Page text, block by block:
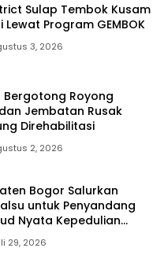
Sulap Tembok Kusam
Lewat Program GEMBOK
3, 2026
Royong
Jembatan Rusak
Direhabilitasi
2, 2026
Bogor Salurkan
untuk Penyandang
Nyata Kepedulian
Peduli”
29, 2026